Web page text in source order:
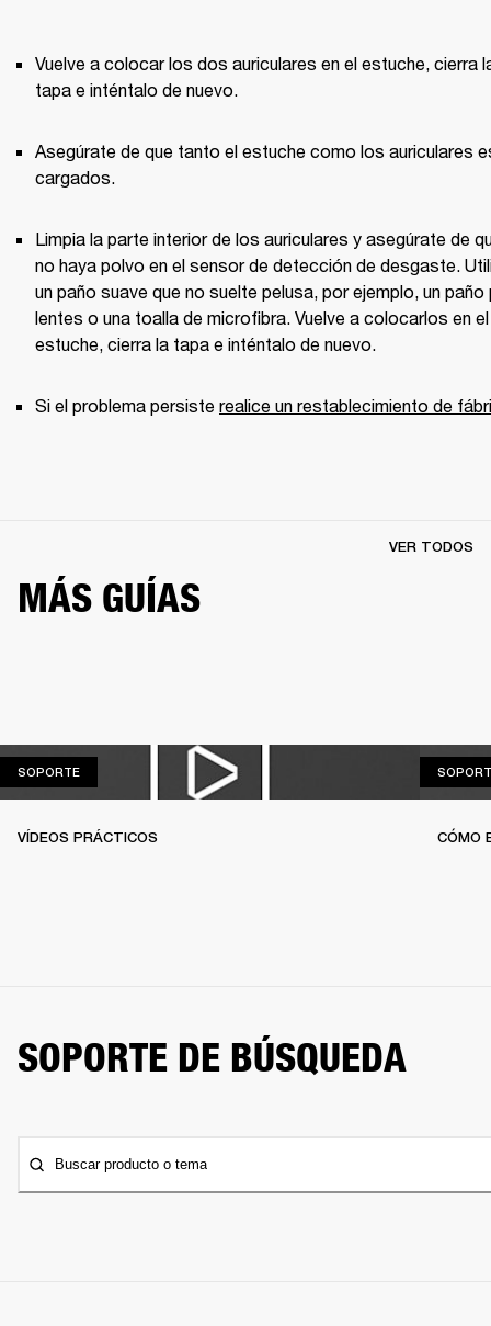
Vuelve a colocar los dos auriculares en el estuche, cierra
tapa e inténtalo de nuevo.
Asegúrate de que tanto el estuche como los auriculares
cargados.
Limpia la parte interior de los auriculares y asegúrate de
no haya polvo en el sensor de detección de desgaste.
un paño suave que no suelte pelusa, por ejemplo, un paño
lentes o una toalla de microfibra. Vuelve a colocarlos en el
estuche, cierra la tapa e inténtalo de nuevo.
Si el problema persiste realice un restablecimiento de
MÁS GUÍAS
VER TODOS
SOPORTESOPORTE
VÍDEOS PRÁCTICOS CÓMO
SOPORTE DE BÚSQUEDA
Buscar producto o tema